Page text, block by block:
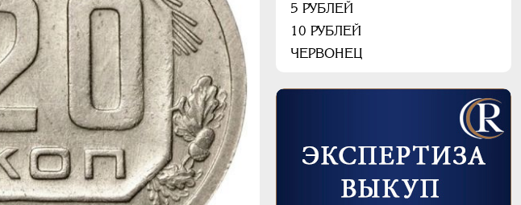
5 РУБЛЕЙ
10 РУБЛЕЙ
ЧЕРВОНЕЦ